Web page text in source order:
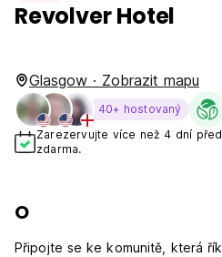
Revolver Hotel
Glasgow · Zobrazit mapu
40+ hostovaný
Zarezervujte více než 4 dní
zdarma.
O
Připojte se ke komunitě, která